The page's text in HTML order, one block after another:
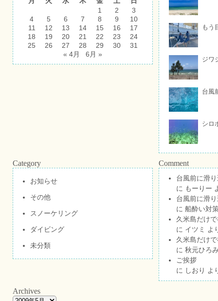
1
2
3
4
5 6 7 8 9
10
11
12 13 14 15 16
17
18
19 20 21 22 23
24
25
26 27 28 29 30
31
« 4月
6月 »
もう
ジワ
台風
シロ
Category
お知らせ
その他
スノーケリング
ダイビング
未分類
Comment
台風前に滑
に もーりー
台風前に滑
に 船酔い対
久米島だけ
に イツミ
よ
久米島だけ
に 秋元ひろ
ご挨拶
に しおり よ
Archives